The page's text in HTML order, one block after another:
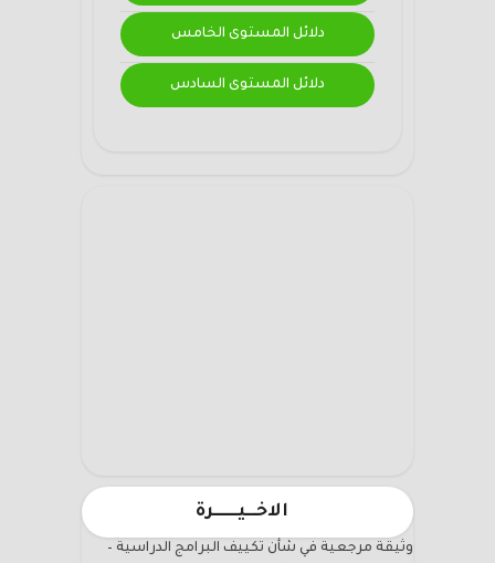
دلائل المستوى الخامس
دلائل المستوى السادس
الاخـــيـــــــرة
وثيقة مرجعية في شأن تكييف البرامج الدراسية –